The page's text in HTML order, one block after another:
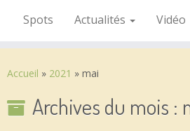
Spots
Actualités Vidéo
Accueil » 2021 » mai
Archives du mois :